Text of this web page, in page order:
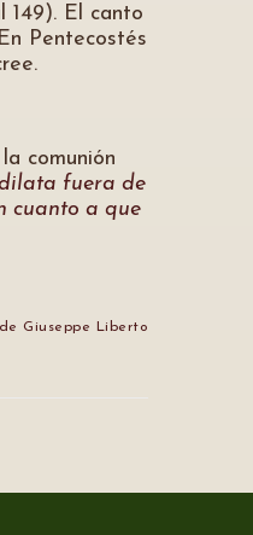
149). El canto
Pentecostés
comunión
dilata fuera de
cuanto a que
Giuseppe Liberto